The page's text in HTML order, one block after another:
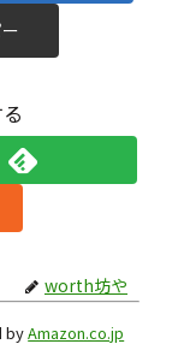
worth坊や
byAmazon.co.jp